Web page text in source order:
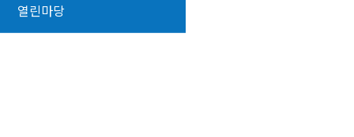
열린마당